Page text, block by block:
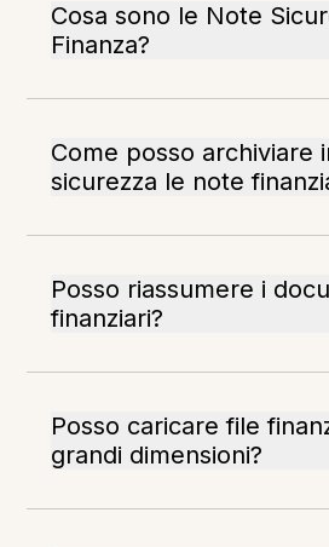
Cosa sono le Note
Finanza?
Come posso archiviare
sicurezza le note
Posso riassumere i
finanziari?
Posso caricare file
grandi dimensioni?